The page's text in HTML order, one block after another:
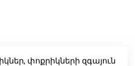
փոքրիկների զգայուն